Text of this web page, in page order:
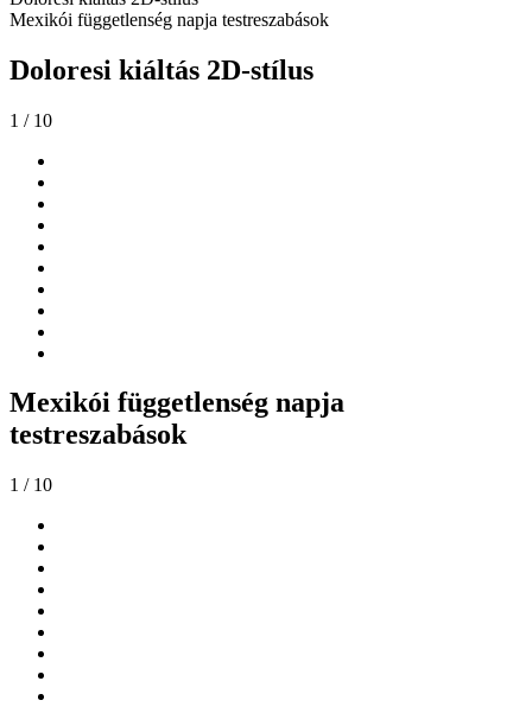
Mexikói függetlenség napja testreszabások
Doloresi kiáltás 2D-stílus
1 / 10
Mexikói függetlenség napja
testreszabások
1 / 10